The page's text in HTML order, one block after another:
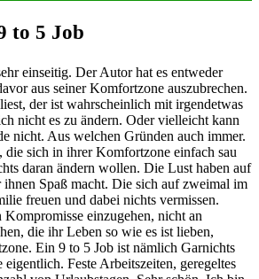
to 5 Job
einseitig. Der Autor hat es entweder
aus seiner Komfortzone auszubrechen.
der ist wahrscheinlich mit irgendetwas
nicht es zu ändern. Oder vielleicht kann
nicht. Aus welchen Gründen auch immer.
die sich in ihrer Komfortzone einfach sau
daran ändern wollen. Die Lust haben auf
Spaß macht. Die sich auf zweimal im
freuen und dabei nichts vermissen.
einzugehen, nicht an
die ihr Leben so wie es ist lieben,
Ein 9 to 5 Job ist nämlich Garnichts
eigentlich. Feste Arbeitszeiten, geregeltes